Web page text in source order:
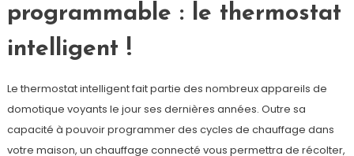
programmable : le thermostat
intelligent !
Le thermostat intelligent fait partie des nombreux appareils de
domotique voyants le jour ses dernières années. Outre sa
capacité à pouvoir programmer des cycles de chauffage dans
votre maison, un chauffage connecté vous permettra de récolter,